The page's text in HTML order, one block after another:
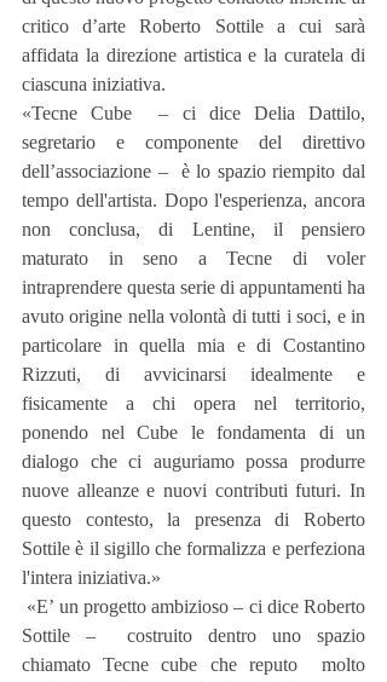
critico d’arte Roberto Sottile a cui sarà
affidata la direzione artistica e la curatela di
ciascuna iniziativa.
«Tecne Cube  – ci dice Delia Dattilo,
segretario e componente del direttivo
dell’associazione –  è lo spazio riempito dal
tempo dell'artista. Dopo l'esperienza, ancora
non conclusa, di Lentine, il pensiero
maturato in seno a Tecne di voler
intraprendere questa serie di appuntamenti ha
avuto origine nella volontà di tutti i soci, e in
particolare in quella mia e di Costantino
Rizzuti, di avvicinarsi idealmente e
fisicamente a chi opera nel territorio,
ponendo nel Cube le fondamenta di un
dialogo che ci auguriamo possa produrre
nuove alleanze e nuovi contributi futuri. In
questo contesto, la presenza di Roberto
Sottile è il sigillo che formalizza e perfeziona
l'intera iniziativa.»
Sottile –  costruito dentro uno spazio
chiamato Tecne cube che reputo  molto